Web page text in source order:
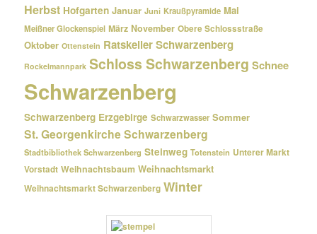
Herbst Hofgarten Januar Juni Kraußpyramide Mai
Meißner Glockenspiel März November Obere Schlossstraße
Oktober Ottenstein Ratskeller Schwarzenberg
Rockelmannpark Schloss Schwarzenberg Schnee
Schwarzenberg
Schwarzenberg Erzgebirge Schwarzwasser Sommer
St. Georgenkirche Schwarzenberg
Stadtbibliothek Schwarzenberg Steinweg Totenstein Unterer Markt
Vorstadt Weihnachtsbaum Weihnachtsmarkt
Weihnachtsmarkt Schwarzenberg Winter